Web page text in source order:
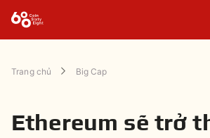
Trang chủ Big Cap
Ethereum sẽ trở